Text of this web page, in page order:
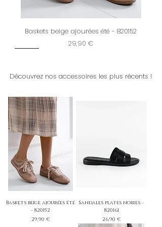
Baskets beige ajourées été - 820152
Prix
29,90 €
Découvrez nos accessoires les plus récents !
Baskets beige ajourées été
- 820152
Prix
29,90 €
Sandales plates noires -
820161
Prix
26,90 €